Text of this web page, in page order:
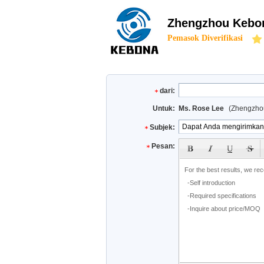
Zhengzhou
Pemasok Diverifikasi
dari:
Untuk: Ms. Rose Lee
Subjek:
subject
Pesan: